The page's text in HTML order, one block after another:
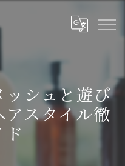
ッシュと遊び
スタイル徹
ド